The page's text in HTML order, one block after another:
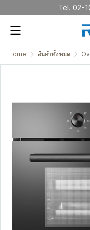
Tel. 02-
Home สินค้าทั้งหมด